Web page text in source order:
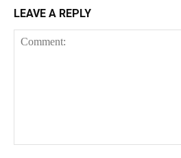
LEAVE A REPLY